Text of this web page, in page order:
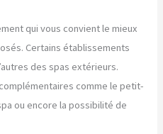
qui vous convient le mieux
Certains établissements
des spas extérieurs.
comme le petit-
ou encore la possibilité de